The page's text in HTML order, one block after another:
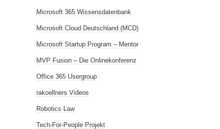
Microsoft 365 Wissensdatenbank
Microsoft Cloud Deutschland (MCD)
Microsoft Startup Program – Mentor
MVP Fusion – Die Onlinekonferenz
Office 365 Usergroup
rakoellners Videos
Robotics Law
Tech-For-People Projekt